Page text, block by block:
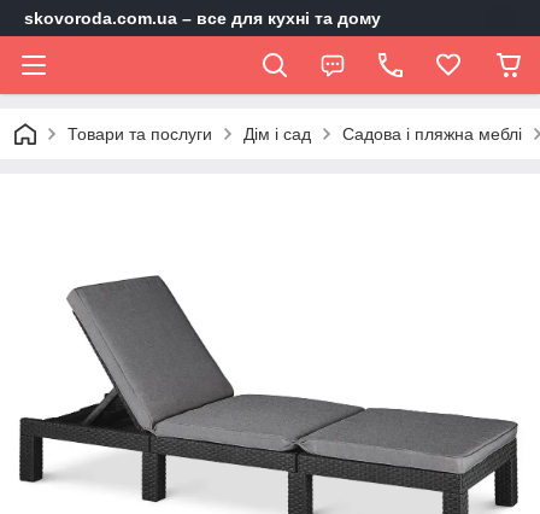
skovoroda.com.ua – все для кухні та дому
Товари та послуги Дім і сад Садова і пляжна меблі